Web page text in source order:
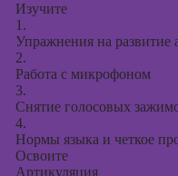
Изучите
1.
Упражнения на развитие
2.
Работа с микрофоном
3.
Снятие голосовых
4.
Нормы языка и четкое
Освоите
Артикуляция